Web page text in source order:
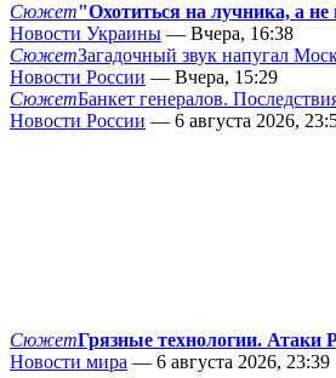
Сюжет"Охотиться на лучника, а
Новости Украины — Вчера, 16:38
СюжетЗагадочный звук напугал
Новости России — Вчера, 15:29
СюжетБанкет генералов.
Новости России — 6 августа 2026,
СюжетГрязные технологии.
Новости мира — 6 августа 2026, 23:39